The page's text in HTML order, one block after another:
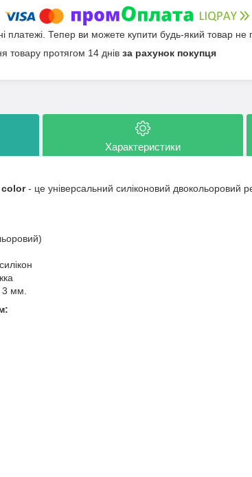
платежі. Тепер ви можете купити будь-який товар не
товару протягом 14 днів за рахунок покупця
Характеристики
color- це універсальний силіконовий двокольоровий
3 мм.